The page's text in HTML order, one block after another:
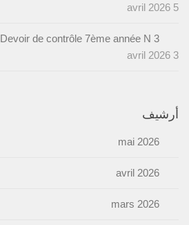
5 avril 2026
Devoir de contrôle 7ème année N 3
3 avril 2026
أرشيف
mai 2026
avril 2026
mars 2026